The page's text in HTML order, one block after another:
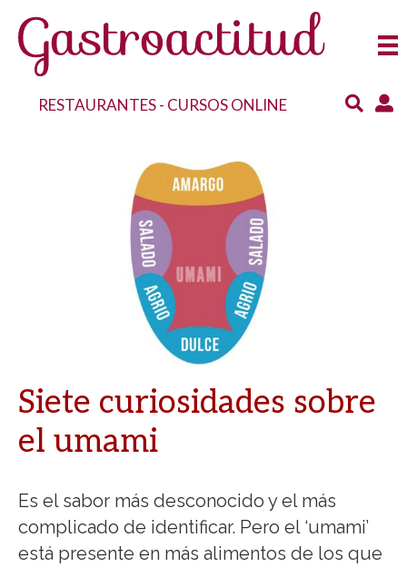
RESTAURANTES- CURSOS ONLINE
Siete curiosidades sobre
el umami
Es el sabor más desconocido y el más
complicado de identificar. Pero el ‘umami’
está presente en más alimentos de los que